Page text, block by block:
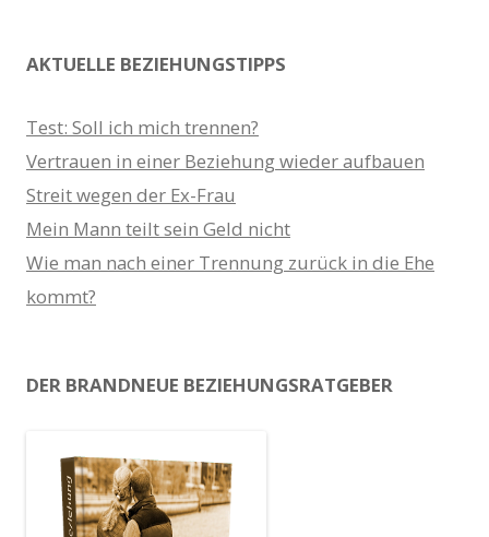
AKTUELLE BEZIEHUNGSTIPPS
Test: Soll ich mich trennen?
Vertrauen in einer Beziehung wieder aufbauen
Streit wegen der Ex-Frau
Mein Mann teilt sein Geld nicht
Wie man nach einer Trennung zurück in die Ehe
kommt?
DER BRANDNEUE BEZIEHUNGSRATGEBER